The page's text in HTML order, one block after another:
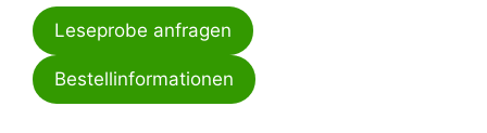
Leseprobe anfragen
Bestellinformationen